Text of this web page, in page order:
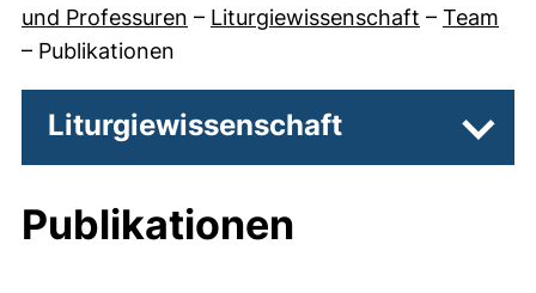
und Professuren – Liturgiewissenschaft – Team
– Publikationen
Liturgiewissenschaft
Publikationen